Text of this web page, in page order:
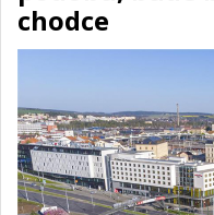
chodce